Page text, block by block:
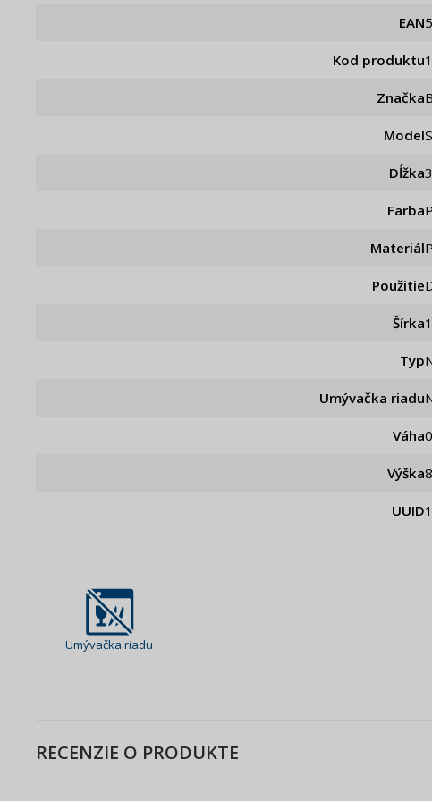
EAN
Kod produktu
Značka
Model
Dĺžka
Farba
Materiál
Použitie
Šírka
Typ
Umývačka riadu
Váha
Výška
UUID
Umývačka riadu
RECENZIE O PRODUKTE